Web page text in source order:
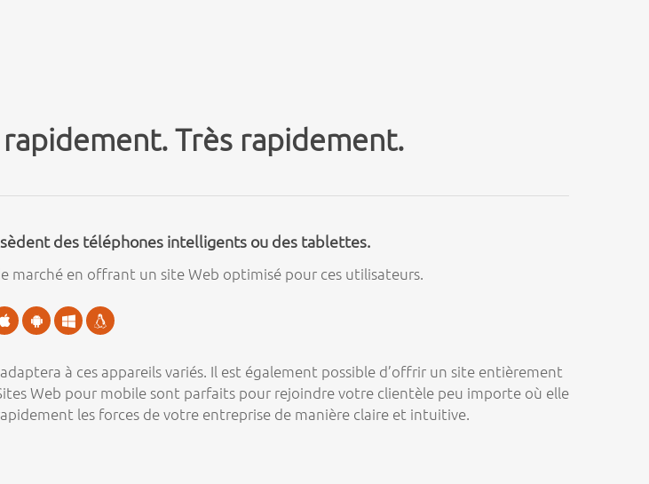
Très rapidement.
des téléphones intelligents ou des tablettes.
en offrant un site Web optimisé pour ces utilisateurs.
à ces appareils variés. Il est également possible d’offrir un site entièrement
Web pour mobile sont parfaits pour rejoindre votre clientèle peu importe où elle
les forces de votre entreprise de manière claire et intuitive.